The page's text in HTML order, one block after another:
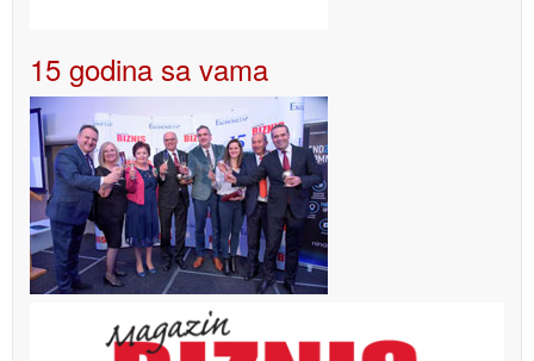
15 godina sa vama